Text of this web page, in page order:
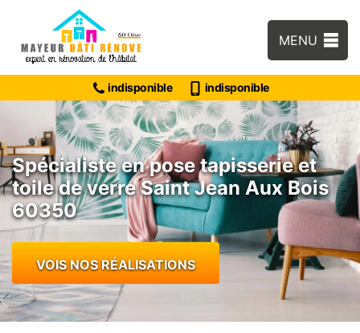
MENU
indisponible indisponible
Spécialiste en pose tapisserie et
toile de verre Saint Jean Aux Bois
60350
VOIS NOS RÉALISATIONS